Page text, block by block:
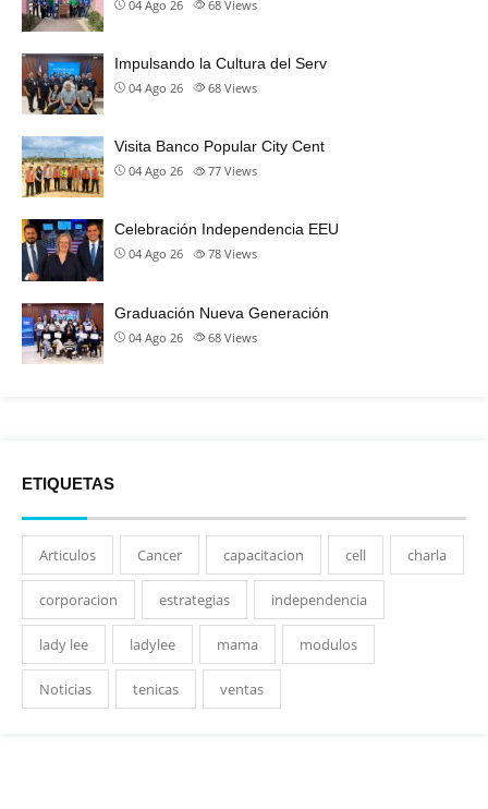
04 Ago 26 68 Views
Impulsando la Cultura del Serv
04 Ago 26 68 Views
Visita Banco Popular City Cent
04 Ago 26 77 Views
Celebración Independencia EEU
04 Ago 26 78 Views
Graduación Nueva Generación
04 Ago 26 68 Views
ETIQUETAS
Articulos Cancer capacitacion cell charla
corporacion estrategias independencia
lady lee ladylee mama modulos
Noticias tenicas ventas